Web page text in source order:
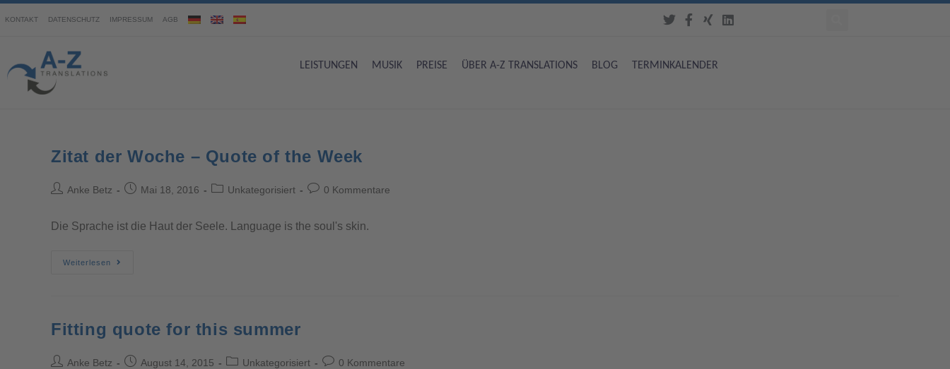
KONTAKT DATENSCHUTZ IMPRESSUM AGB
LEISTUNGEN MUSIK PREISE ÜBER A-Z TRANSLATIONS BLOG TERMINKALENDER
Zitat der Woche – Quote of the Week
Anke Betz Mai 18, 2016 Unkategorisiert 0 Kommentare
Die Sprache ist die Haut der Seele. Language is the soul's skin.
Weiterlesen
Fitting quote for this summer
Anke Betz August 14, 2015 Unkategorisiert 0 Kommentare